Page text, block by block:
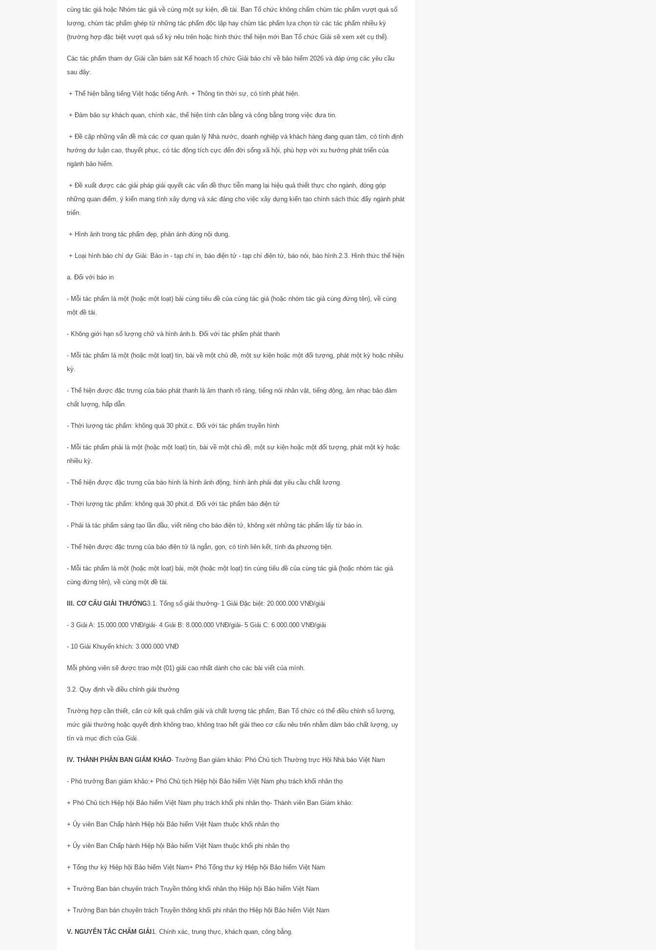
cùng tác giả hoặc Nhóm tác giả về cùng một sự kiện, đề tài. Ban Tổ chức không chấm chùm tác phẩm vượt quá số
lượng, chùm tác phẩm ghép từ những tác phẩm độc lập hay chùm tác phẩm lựa chọn từ các tác phẩm nhiều kỳ
(trường hợp đặc biệt vượt quá số kỳ nêu trên hoặc hình thức thể hiện mới Ban Tổ chức Giải sẽ xem xét cụ thể).
Các tác phẩm tham dự Giải cần bám sát Kế hoạch tổ chức Giải báo chí về bảo hiểm 2026 và đáp ứng các yêu cầu
sau đây:
+ Thể hiện bằng tiếng Việt hoặc tiếng Anh. + Thông tin thời sự, có tính phát hiện.
+ Đảm bảo sự khách quan, chính xác, thể hiện tính cân bằng và công bằng trong việc đưa tin.
+ Đề cập những vấn đề mà các cơ quan quản lý Nhà nước, doanh nghiệp và khách hàng đang quan tâm, có tính định
hướng dư luận cao, thuyết phục, có tác động tích cực đến đời sống xã hội, phù hợp với xu hướng phát triển của
ngành bảo hiểm.
+ Đề xuất được các giải pháp giải quyết các vấn đề thực tiễn mang lại hiệu quả thiết thực cho ngành, đóng góp
những quan điểm, ý kiến mang tính xây dựng và xác đáng cho việc xây dựng kiến tạo chính sách thúc đẩy ngành phát
triển.
+ Hình ảnh trong tác phẩm đẹp, phản ánh đúng nội dung.
+ Loại hình báo chí dự Giải: Báo in - tạp chí in, báo điện tử - tạp chí điện tử, báo nói, báo hình.2.3. Hình thức thể hiện
a. Đối với báo in
- Mỗi tác phẩm là một (hoặc một loạt) bài cùng tiêu đề của cùng tác giả (hoặc nhóm tác giả cùng đứng tên), về cùng
một đề tài.
- Không giới hạn số lượng chữ và hình ảnh. b. Đối với tác phẩm phát thanh
- Mỗi tác phẩm là một (hoặc một loạt) tin, bài về một chủ đề, một sự kiện hoặc một đối tượng, phát một kỳ hoặc nhiều
kỳ.
- Thể hiện được đặc trưng của báo phát thanh là âm thanh rõ ràng, tiếng nói nhân vật, tiếng động, âm nhạc bảo đảm
chất lượng, hấp dẫn.
- Thời lượng tác phẩm: không quá 30 phút.c. Đối với tác phẩm truyền hình
- Mỗi tác phẩm phải là một (hoặc một loạt) tin, bài về một chủ đề, một sự kiện hoặc một đối tượng, phát một kỳ hoặc
nhiều kỳ.
- Thể hiện được đặc trưng của báo hình là hình ảnh động, hình ảnh phải đạt yêu cầu chất lượng.
- Thời lượng tác phẩm: không quá 30 phút.d. Đối với tác phẩm báo điện tử
- Phải là tác phẩm sáng tạo lần đầu, viết riêng cho báo điện tử, không xét những tác phẩm lấy từ báo in.
- Thể hiện được đặc trưng của báo điện tử là ngắn, gọn, có tính liên kết, tính đa phương tiện.
- Mỗi tác phẩm là một (hoặc một loạt) bài, một (hoặc một loạt) tin cùng tiêu đề của cùng tác giả (hoặc nhóm tác giả
cùng đứng tên), về cùng một đề tài.
III. CƠ CẤU GIẢI THƯỞNG3.1. Tổng số giải thưởng- 1 Giải Đặc biệt: 20.000.000 VNĐ/giải
- 3 Giải A: 15.000.000 VNĐ/giải- 4 Giải B: 8.000.000 VNĐ/giải- 5 Giải C: 6.000.000 VNĐ/giải
- 10 Giải Khuyến khích: 3.000.000 VNĐ
Mỗi phóng viên sẽ được trao một (01) giải cao nhất dành cho các bài viết của mình.
3.2. Quy định về điều chỉnh giải thưởng
Trường hợp cần thiết, căn cứ kết quả chấm giải và chất lượng tác phẩm, Ban Tổ chức có thể điều chỉnh số lượng,
mức giải thưởng hoặc quyết định không trao, không trao hết giải theo cơ cấu nêu trên nhằm đảm bảo chất lượng, uy
tín và mục đích của Giải.
IV. THÀNH PHẦN BAN GIÁM KHẢO- Trưởng Ban giám khảo: Phó Chủ tịch Thường trực Hội Nhà báo Việt Nam
- Phó trưởng Ban giám khảo:+ Phó Chủ tịch Hiệp hội Bảo hiểm Việt Nam phụ trách khối nhân thọ
+ Phó Chủ tịch Hiệp hội Bảo hiểm Việt Nam phụ trách khối phi nhân thọ- Thành viên Ban Giám khảo:
+ Ủy viên Ban Chấp hành Hiệp hội Bảo hiểm Việt Nam thuộc khối nhân thọ
+ Ủy viên Ban Chấp hành Hiệp hội Bảo hiểm Việt Nam thuộc khối phi nhân thọ
+ Tổng thư ký Hiệp hội Bảo hiểm Việt Nam+ Phó Tổng thư ký Hiệp hội Bảo hiểm Việt Nam
+ Trưởng Ban bán chuyên trách Truyền thông khối nhân thọ Hiệp hội Bảo hiểm Việt Nam
+ Trưởng Ban bán chuyên trách Truyền thông khối phi nhân thọ Hiệp hội Bảo hiểm Việt Nam
V. NGUYÊN TẮC CHẤM GIẢI 1. Chính xác, trung thực, khách quan, công bằng.